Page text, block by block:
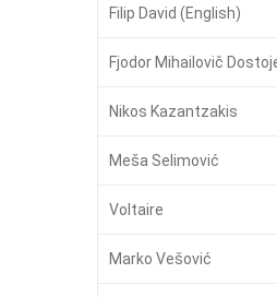
Filip David (English)
Fjodor Mihailovič
Nikos Kazantzakis
Meša Selimović
Voltaire
Marko Vešović